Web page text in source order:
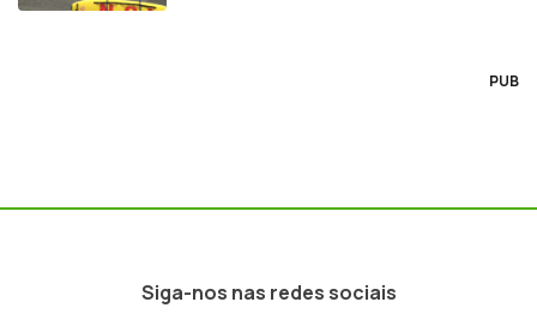
PUB
Siga-nos nas redes sociais